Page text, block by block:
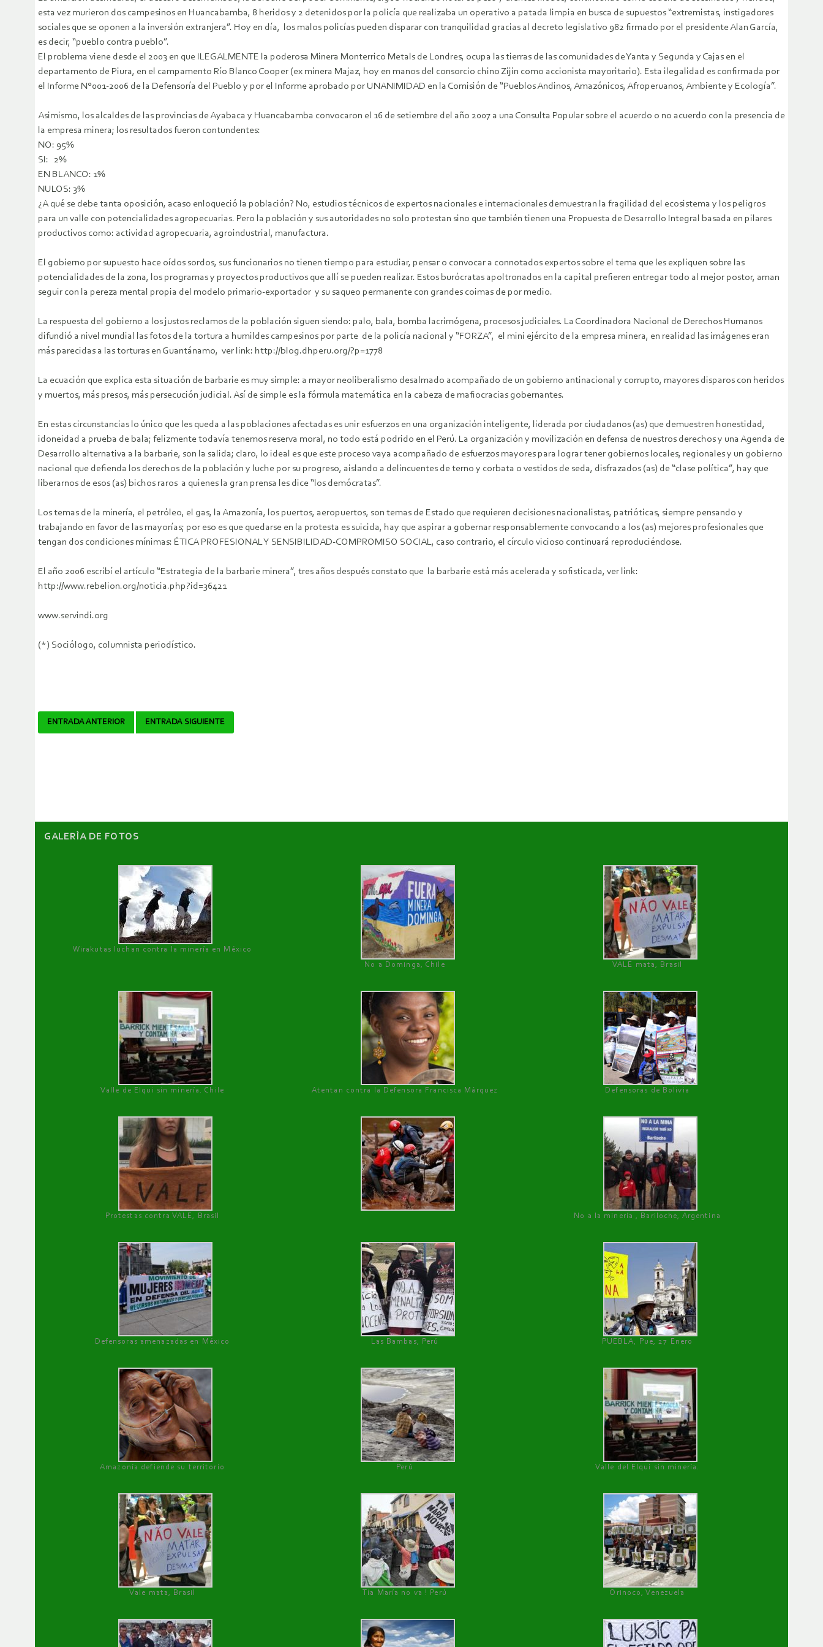
esta vez murieron dos campesinos en Huancabamba, 8 heridos y 2 detenidos por la policía que realizaba un operativo a patada limpia en busca de supuestos “extremistas, instigadores
sociales que se oponen a la inversión extranjera”. Hoy en día, los malos policías pueden disparar con tranquilidad gracias al decreto legislativo 982 firmado por el presidente Alan García,
es decir, “pueblo contra pueblo”.
El problema viene desde el 2003 en que ILEGALMENTE la poderosa Minera Monterrico Metals de Londres, ocupa las tierras de las comunidades de Yanta y Segunda y Cajas en el
departamento de Piura, en el campamento Río Blanco Cooper (ex minera Majaz, hoy en manos del consorcio chino Zijin como accionista mayoritario). Esta ilegalidad es confirmada por
el Informe N°001-2006 de la Defensoría del Pueblo y por el Informe aprobado por UNANIMIDAD en la Comisión de “Pueblos Andinos, Amazónicos, Afroperuanos, Ambiente y Ecología”.
Asimismo, los alcaldes de las provincias de Ayabaca y Huancabamba convocaron el 16 de setiembre del año 2007 a una Consulta Popular sobre el acuerdo o no acuerdo con la presencia de
la empresa minera; los resultados fueron contundentes:
NO: 95%
SI: 2%
EN BLANCO: 1%
NULOS: 3%
¿A qué se debe tanta oposición, acaso enloqueció la población? No, estudios técnicos de expertos nacionales e internacionales demuestran la fragilidad del ecosistema y los peligros
para un valle con potencialidades agropecuarias. Pero la población y sus autoridades no solo protestan sino que también tienen una Propuesta de Desarrollo Integral basada en pilares
productivos como: actividad agropecuaria, agroindustrial, manufactura.
El gobierno por supuesto hace oídos sordos, sus funcionarios no tienen tiempo para estudiar, pensar o convocar a connotados expertos sobre el tema que les expliquen sobre las
potencialidades de la zona, los programas y proyectos productivos que allí se pueden realizar. Estos burócratas apoltronados en la capital prefieren entregar todo al mejor postor, aman
seguir con la pereza mental propia del modelo primario-exportador y su saqueo permanente con grandes coimas de por medio.
La respuesta del gobierno a los justos reclamos de la población siguen siendo: palo, bala, bomba lacrimógena, procesos judiciales. La Coordinadora Nacional de Derechos Humanos
difundió a nivel mundial las fotos de la tortura a humildes campesinos por parte de la policía nacional y “FORZA”, el mini ejército de la empresa minera, en realidad las imágenes eran
más parecidas a las torturas en Guantánamo, ver link: http://blog.dhperu.org/?p=1778
La ecuación que explica esta situación de barbarie es muy simple: a mayor neoliberalismo desalmado acompañado de un gobierno antinacional y corrupto, mayores disparos con heridos
y muertos, más presos, más persecución judicial. Así de simple es la fórmula matemática en la cabeza de mafiocracias gobernantes.
En estas circunstancias lo único que les queda a las poblaciones afectadas es unir esfuerzos en una organización inteligente, liderada por ciudadanos (as) que demuestren honestidad,
idoneidad a prueba de bala; felizmente todavía tenemos reserva moral, no todo está podrido en el Perú. La organización y movilización en defensa de nuestros derechos y una Agenda de
Desarrollo alternativa a la barbarie, son la salida; claro, lo ideal es que este proceso vaya acompañado de esfuerzos mayores para lograr tener gobiernos locales, regionales y un gobierno
nacional que defienda los derechos de la población y luche por su progreso, aislando a delincuentes de terno y corbata o vestidos de seda, disfrazados (as) de “clase política”, hay que
liberarnos de esos (as) bichos raros a quienes la gran prensa les dice “los demócratas”.
Los temas de la minería, el petróleo, el gas, la Amazonía, los puertos, aeropuertos, son temas de Estado que requieren decisiones nacionalistas, patrióticas, siempre pensando y
trabajando en favor de las mayorías; por eso es que quedarse en la protesta es suicida, hay que aspirar a gobernar responsablemente convocando a los (as) mejores profesionales que
tengan dos condiciones mínimas: ÉTICA PROFESIONAL Y SENSIBILIDAD-COMPROMISO SOCIAL, caso contrario, el círculo vicioso continuará reproduciéndose.
El año 2006 escribí el artículo “Estrategia de la barbarie minera”, tres años después constato que la barbarie está más acelerada y sofisticada, ver link:
http://www.rebelion.org/noticia.php?id=36421
www.servindi.org
(*) Sociólogo, columnista periodístico.
Navegador
ENTRADA ANTERIOR ENTRADA SIGUIENTE
GALERÌA DE FOTOS
Wirakutas luchan contra la minería en México
No a Dominga, Chile
VALE mata, Brasil
Valle de Elqui sin minería. Chile Atentan contra la Defensora Francisca Márquez Defensoras de Bolivia
Protestas contra VALE, Brasil No a la minería , Bariloche, Argentina
Defensoras amenazadas en México Las Bambas, Perú PUEBLA, Pue, 27 Enero
Amazonía defiende su territorio Perú Valle del Elqui sin minería.
Vale mata, Brasil Tía María no va ! Perú Orinoco, Venezuela